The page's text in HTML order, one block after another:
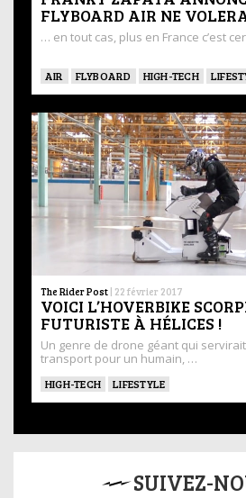
FLYBOARD AIR NE
… en tout cas, plus en France c’est
AIR FLYBOARD HIGH-TECH
The Rider Post | 22 février 2017
VOICI L’HOVERBIKE
FUTURISTE À HÉLICES !
Un genre de drone géant qui
transport pour un humain, …
HIGH-TECH LIFESTYLE
SUIVEZ-